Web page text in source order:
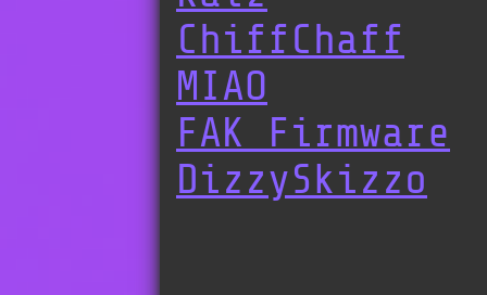
ChiffChaff
MIAO
FAK Firmware
DizzySkizzo